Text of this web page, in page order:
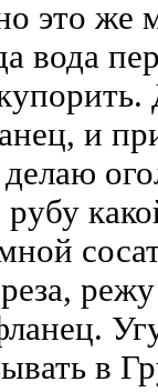
это же
вода
и
в